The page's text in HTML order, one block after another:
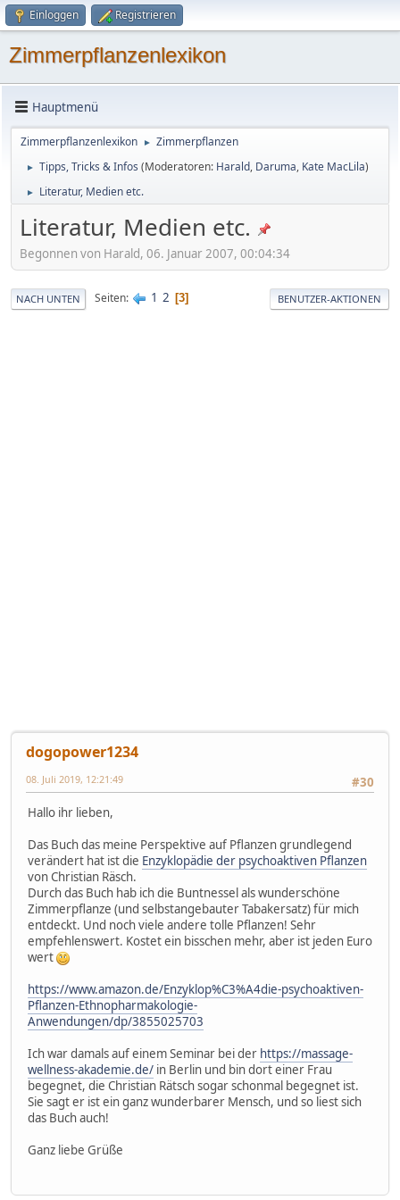
Einloggen Registrieren
Zimmerpflanzenlexikon
Hauptmenü
Zimmerpflanzenlexikon ► Zimmerpflanzen
► Tipps, Tricks & Infos (Moderatoren: Harald, Daruma, Kate MacLila)
► Literatur, Medien etc.
Literatur, Medien etc.
Begonnen von Harald, 06. Januar 2007, 00:04:34
NACH UNTEN Seiten 1 2 3 BENUTZER-AKTIONEN
dogopower1234
#30
08. Juli 2019, 12:21:49
Hallo ihr lieben,
Das Buch das meine Perspektive auf Pflanzen grundlegend
verändert hat ist die Enzyklopädie der psychoaktiven Pflanzen
von Christian Räsch.
Durch das Buch hab ich die Buntnessel als wunderschöne
Zimmerpflanze (und selbstangebauter Tabakersatz) für mich
entdeckt. Und noch viele andere tolle Pflanzen! Sehr
empfehlenswert. Kostet ein bisschen mehr, aber ist jeden Euro
wert
https://www.amazon.de/Enzyklop%C3%A4die-psychoaktiven-
Pflanzen-Ethnopharmakologie-
Anwendungen/dp/3855025703
Ich war damals auf einem Seminar bei der https://massage-
wellness-akademie.de/ in Berlin und bin dort einer Frau
begegnet, die Christian Rätsch sogar schonmal begegnet ist.
Sie sagt er ist ein ganz wunderbarer Mensch, und so liest sich
das Buch auch!
Ganz liebe Grüße